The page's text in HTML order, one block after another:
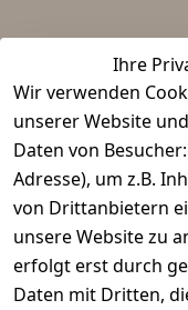
Ihre
Wir verwenden
unserer Website
Daten von
Adresse), um z.B.
von Drittanbietern
unsere Website zu
erfolgt erst durch
Daten mit Dritten,